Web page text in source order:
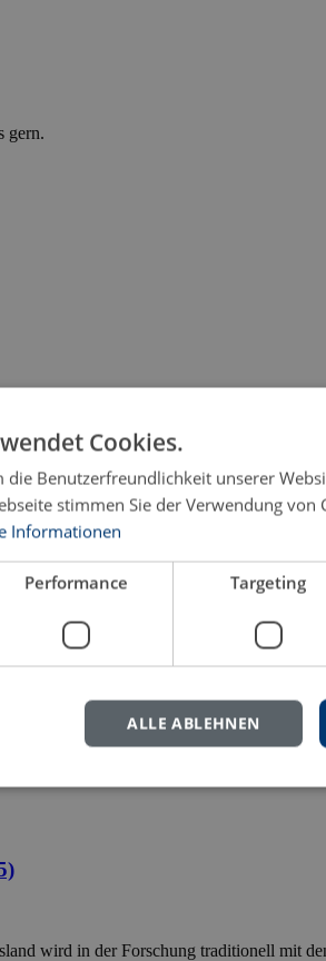
gern.
Großmacht
löst sich von alten Klischees wie
Arbeitsweise. Die Überlieferung
RepublikSöldner
wird in der Forschung traditionell mit
Cookies.
die Benutzerfreundlichkeit unserer
stimmen Sie der Verwendung von
Informationen
Performance Targeting
ALLE ABLEHNEN